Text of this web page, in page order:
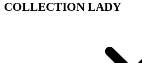
COLLECTION LADY